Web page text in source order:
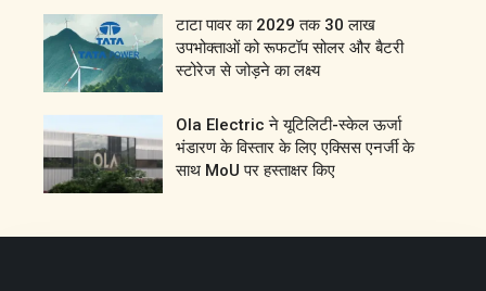
टाटा पावर का 2029 तक 30 लाख
उपभोक्ताओं को रूफटॉप सोलर और बैटरी
स्टोरेज से जोड़ने का लक्ष्य
Ola Electric ने यूटिलिटी-स्केल ऊर्जा
भंडारण के विस्तार के लिए एक्सिस एनर्जी के
साथ MoU पर हस्ताक्षर किए